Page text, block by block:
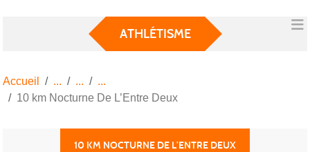
ATHLÉTISME
Accueil
10 km Nocturne De L’Entre Deux
10 KM NOCTURNE DE L’ENTRE DEUX